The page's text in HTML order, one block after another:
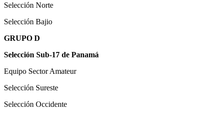
Selección Norte
Selección Bajio
GRUPO D
Selección Sub-17 de Panamá
Equipo Sector Amateur
Selección Sureste
Selección Occidente